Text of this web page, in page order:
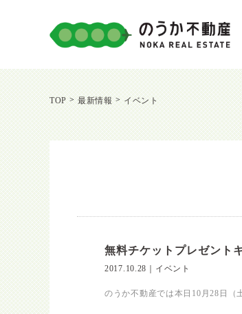
TOP>最新情報>イベント
無料チケットプレゼント
2017.10.28 イベント
のうか不動産では本日10月28日（